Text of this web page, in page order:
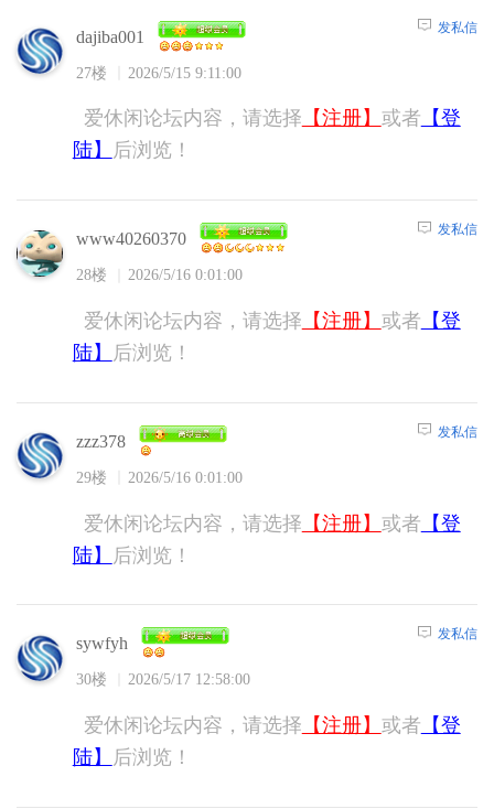
dajiba001
27楼 2026/5/15 9:11:00
发私信
爱休闲论坛内容，请选择 【注册】 或者 【登
陆】
后浏览！
www40260370
28楼 2026/5/16 0:01:00
发私信
爱休闲论坛内容，请选择 【注册】 或者 【登
陆】
后浏览！
zzz378
29楼 2026/5/16 0:01:00
发私信
爱休闲论坛内容，请选择 【注册】 或者 【登
陆】
后浏览！
sywfyh
30楼 2026/5/17 12:58:00
发私信
爱休闲论坛内容，请选择 【注册】 或者 【登
陆】
后浏览！